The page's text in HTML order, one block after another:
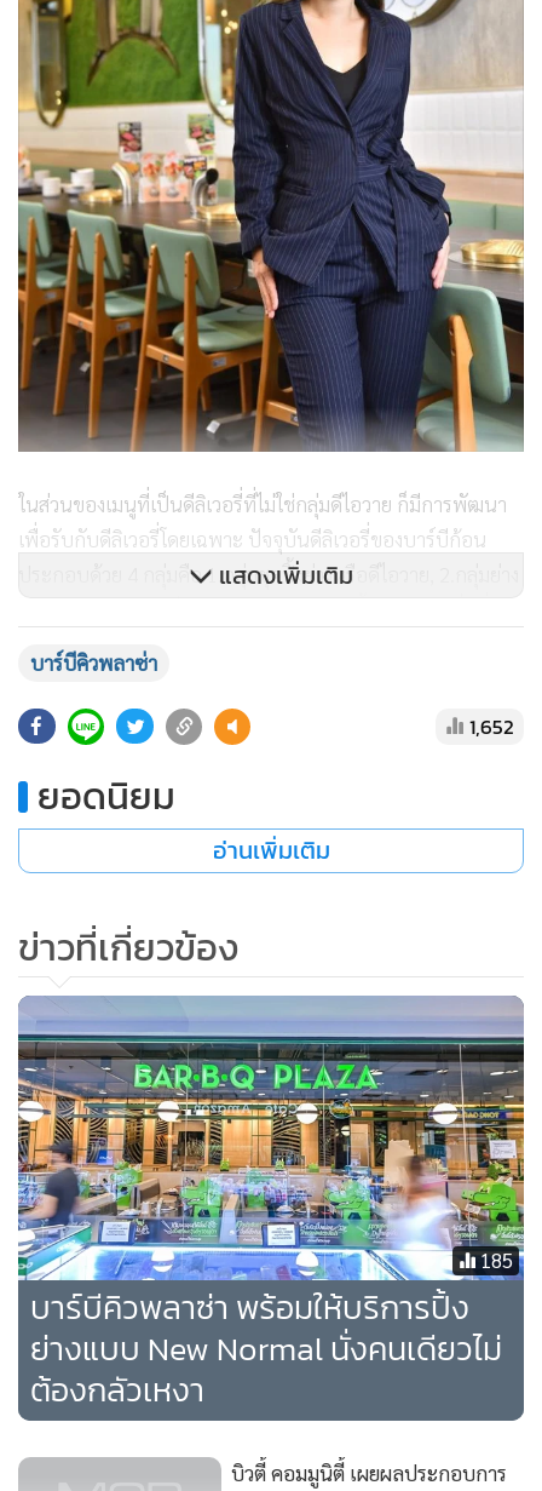
ในส่วนของเมนูที่เป็นดีลิเวอรี่ที่ไม่ใช่กลุ่มดีไอวาย ก็มีการพัฒนา
เพื่อรับกับดีลิเวอรี่โดยเฉพาะ ปัจจุบันดีลิเวอรี่ของบาร์บีก้อน
ประกอบด้วย 4 กลุ่มคือ 1.กลุ่มชุดปิ้งย่างหรือดีไอวาย, 2.กลุ่มย่าง
บาท โดยมีพันธมิตรทางด้านดีลิเวอรี่ 2 รายจัดส่งให้คือ แกร็บและ
ไลน์แมน ส่วนในอนาตจะมีเพิ่มอีกหรือไม่ต้องดูถึงความเหมาะสม
ด้วย
นอกจากนั้นแล้วในส่วนของแบรนด์อื่นในเครือที่มีอยู่เช่น ร้านชา
นา ร้านโอชา ร้านเรดซัน ก็มีการปรับตัวใน ช่วงที่ผ่านมาด้วยเช่น
กัน โดยได้จัดทำแพชชั่นคิทเช่น เอาไว้เป็นเสมือนครัวกลางหรือ
เท่านั้น มี 2 แห่งแล้วคือ ที่ย่านประชาชื่นและย่านรัชดาภิเษก
และล่าสุดเตรียมออกเมนูเซ็ทใหม่สำหรับนั่งทานในร้านสำหรับ
ทานคนเดียวเพราะต้องรักษาระยะห่าง โดยสาขาในกรุงเทพเปิด
ตัววันที่ 21 นี้ และสาขาต่างจังหวัดเปิดตัววันที่ 25 นี้ ชื่อว่า “ฉาย
เดี่ยว..เลี้ยวมาGON”
แสดงเพิ่มเติม
บาร์บีคิวพลาซ่า
1,652
ยอดนิยม
อ่านเพิ่มเติม
ข่าวที่เกี่ยวข้อง
185
บาร์บีคิวพลาซ่า พร้อมให้บริการปิ้ง
ย่างแบบ New Normal นั่งคนเดียวไม่
ต้องกลัวเหงา
บิวตี้ คอมมูนิตี้ เผยผลประกอบการ